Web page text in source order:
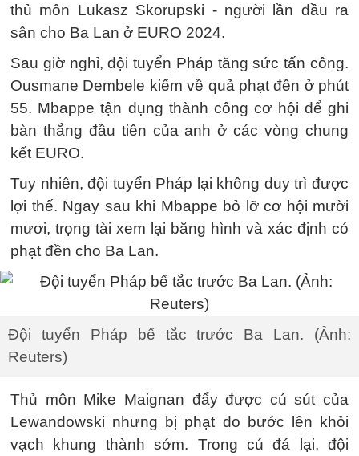
thủ môn Lukasz Skorupski - người lần đầu ra
sân cho Ba Lan ở EURO 2024.
Sau giờ nghỉ, đội tuyển Pháp tăng sức tấn công.
Ousmane Dembele kiếm về quả phạt đền ở phút
55. Mbappe tận dụng thành công cơ hội để ghi
bàn thắng đầu tiên của anh ở các vòng chung
kết EURO.
Tuy nhiên, đội tuyển Pháp lại không duy trì được
lợi thế. Ngay sau khi Mbappe bỏ lỡ cơ hội mười
mươi, trọng tài xem lại băng hình và xác định có
phạt đền cho Ba Lan.
Đội tuyển Pháp bế tắc trước Ba Lan. (Ảnh:
Reuters)
Thủ môn Mike Maignan đẩy được cú sút của
Lewandowski nhưng bị phạt do bước lên khỏi
vạch khung thành sớm. Trong cú đá lại, đội